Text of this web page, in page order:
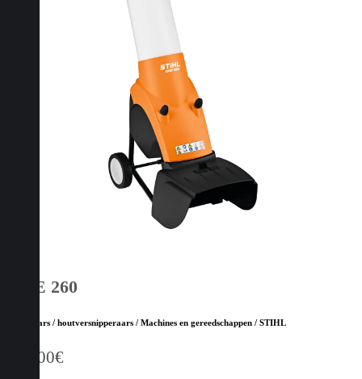
GHE 260
Hakselaars / houtversnipperaars / Machines en gereedschappen / STIHL
669,00€